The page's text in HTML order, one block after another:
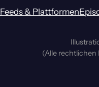
Feeds & Plattformen
(Alle rechtlichen